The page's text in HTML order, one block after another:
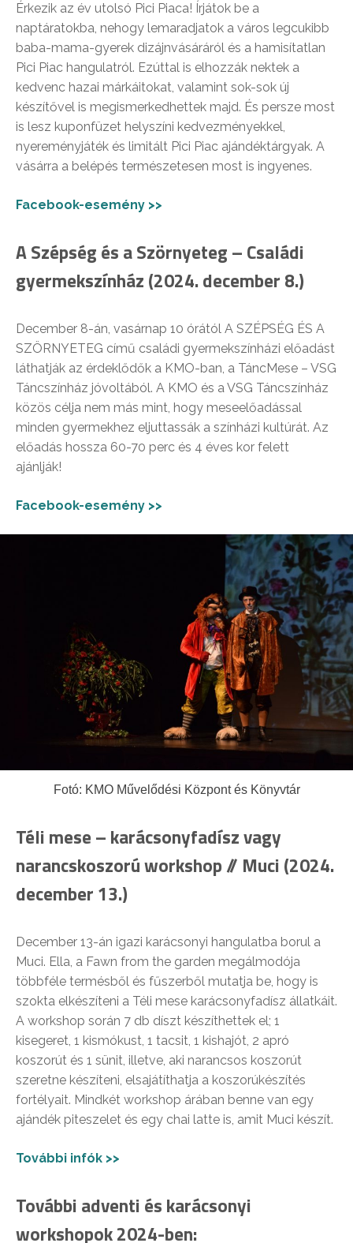
Érkezik az év utolsó Pici Piaca! Írjátok be a
naptáratokba, nehogy lemaradjatok a város legcukibb
baba-mama-gyerek dizájnvásáráról és a hamisítatlan
Pici Piac hangulatról. Ezúttal is elhozzák nektek a
kedvenc hazai márkáitokat, valamint sok-sok új
készítővel is megismerkedhettek majd. És persze most
is lesz kuponfüzet helyszíni kedvezményekkel,
nyereményjáték és limitált Pici Piac ajándéktárgyak. A
vásárra a belépés természetesen most is ingyenes.
Facebook-esemény >>
A Szépség és a Szörnyeteg – Családi
gyermekszínház (2024. december 8.)
December 8-án, vasárnap 10 órától A SZÉPSÉG ÉS A
SZÖRNYETEG című családi gyermekszínházi előadást
láthatják az érdeklődők a KMO-ban, a TáncMese – VSG
Táncszínház jóvoltából. A KMO és a VSG Táncszínház
közös célja nem más mint, hogy meseelőadással
minden gyermekhez eljuttassák a színházi kultúrát. Az
előadás hossza 60-70 perc és 4 éves kor felett
ajánlják!
Facebook-esemény >>
Fotó: KMO Művelődési Központ és Könyvtár
Téli mese – karácsonyfadísz vagy
narancskoszorú workshop // Muci (2024.
december 13.)
December 13-án igazi karácsonyi hangulatba borul a
Muci. Ella, a Fawn from the garden megálmodója
többféle termésből és fűszerből mutatja be, hogy is
szokta elkészíteni a Téli mese karácsonyfadísz állatkáit.
A workshop során 7 db díszt készíthettek el; 1
kisegeret, 1 kismókust, 1 tacsit, 1 kishajót, 2 apró
koszorút és 1 sünit, illetve, aki narancsos koszorút
szeretne készíteni, elsajátíthatja a koszorúkészítés
fortélyait. Mindkét workshop árában benne van egy
ajándék piteszelet és egy chai latte is, amit Muci készít.
További infók >>
További adventi és karácsonyi
workshopok 2024-ben: